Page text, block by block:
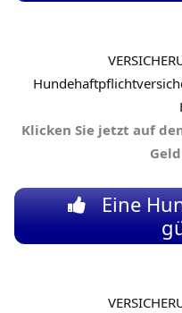
Klicken Sie jetzt auf
Eine